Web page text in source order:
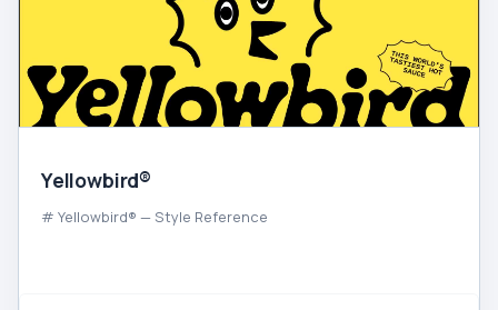
Yellowbird®
# Yellowbird® — Style Reference